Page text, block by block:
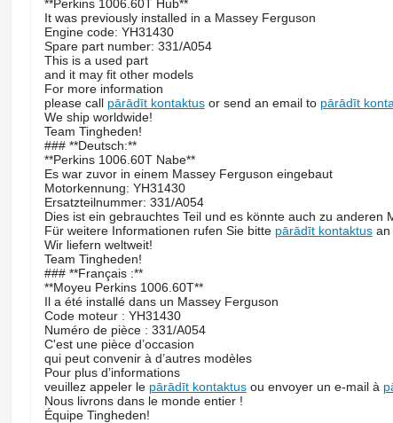
**Perkins 1006.60T Hub**
It was previously installed in a Massey Ferguson
Engine code: YH31430
Spare part number: 331/A054
This is a used part
and it may fit other models
For more information
please call pārādīt kontaktusor send an email to pārādīt
We ship worldwide!
Team Tingheden!
### **Deutsch:**
**Perkins 1006.60T Nabe**
Es war zuvor in einem Massey Ferguson eingebaut
Motorkennung: YH31430
Ersatzteilnummer: 331/A054
Dies ist ein gebrauchtes Teil und es könnte auch zu anderen
Für weitere Informationen rufen Sie bitte pārādīt kontaktusan
Wir liefern weltweit!
Team Tingheden!
### **Français :**
**Moyeu Perkins 1006.60T**
Il a été installé dans un Massey Ferguson
Code moteur : YH31430
Numéro de pièce : 331/A054
C'est une pièce d’occasion
qui peut convenir à d’autres modèles
Pour plus d’informations
veuillez appeler le pārādīt kontaktusou envoyer un e-mail à
Nous livrons dans le monde entier !
Équipe Tingheden!